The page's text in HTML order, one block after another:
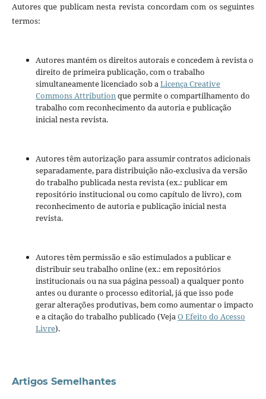
Autores que publicam nesta revista concordam com os seguintes
termos:
Autores mantém os direitos autorais e concedem à revista o
direito de primeira publicação, com o trabalho
simultaneamente licenciado sob aLicença Creative
Commons Attributionque permite o compartilhamento do
trabalho com reconhecimento da autoria e publicação
inicial nesta revista.
Autores têm autorização para assumir contratos adicionais
separadamente, para distribuição não-exclusiva da versão
do trabalho publicada nesta revista (ex.: publicar em
repositório institucional ou como capítulo de livro), com
reconhecimento de autoria e publicação inicial nesta
revista.
Autores têm permissão e são estimulados a publicar e
distribuir seu trabalho online (ex.: em repositórios
institucionais ou na sua página pessoal) a qualquer ponto
antes ou durante o processo editorial, já que isso pode
gerar alterações produtivas, bem como aumentar o impacto
e a citação do trabalho publicado (VejaO Efeito do Acesso
Livre).
Artigos Semelhantes